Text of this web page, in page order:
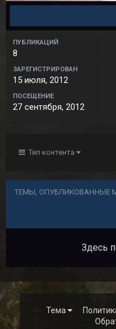
ПУБЛИКАЦИЙ
8
ЗАРЕГИСТРИРОВАН
15 июля, 2012
ПОСЕЩЕНИЕ
27 сентября, 2012
Тип контента
ТЕМЫ, ОПУБЛИКОВАННЫЕ
Здесь
Тема